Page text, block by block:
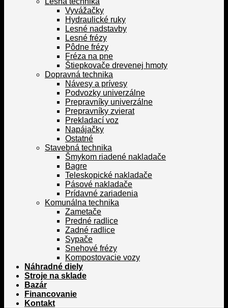
Vyvážačky
Hydraulické ruky
Lesné nadstavby
Lesné frézy
Pôdne frézy
Fréza na pne
Štiepkovače drevenej hmoty
Dopravná technika
Návesy a prívesy
Podvozky univerzálne
Prepravníky univerzálne
Prepravníky zvierat
Prekladací voz
Napájačky
Ostatné
Stavebná technika
Šmykom riadené nakladače
Bagre
Teleskopické nakladače
Pásové nakladače
Prídavné zariadenia
Komunálna technika
Zametače
Predné radlice
Zadné radlice
Sypače
Snehové frézy
Kompostovacie vozy
Náhradné diely
Stroje na sklade
Bazár
Financovanie
Kontakt